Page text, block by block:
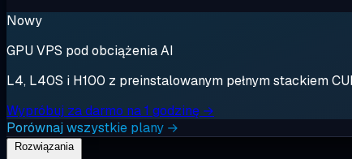
Nowy
GPU VPS pod obciążenia AI
L4, L40S i H100 z preinstalowanym pełnym stackiem
Wypróbuj za darmo na 1 godzinę →
Porównaj wszystkie plany →
Rozwiązania